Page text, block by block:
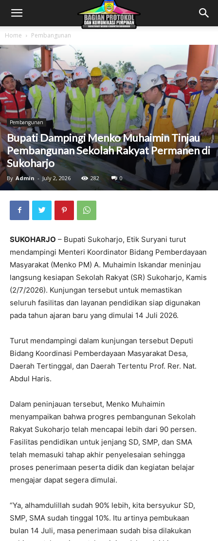
Home Pembangunan
Pembangunan
Bupati Dampingi Menko Muhaimin Tinjau
Pembangunan Sekolah Rakyat Permanen di
Sukoharjo
By Admin - July 2, 2026 282 0
SUKOHARJO – Bupati Sukoharjo, Etik Suryani turut
mendampingi Menteri Koordinator Bidang Pemberdayaan
Masyarakat (Menko PM) A. Muhaimin Iskandar meninjau
langsung kesiapan Sekolah Rakyat (SR) Sukoharjo, Kamis
(2/7/2026). Kunjungan tersebut untuk memastikan
seluruh fasilitas dan layanan pendidikan siap digunakan
pada tahun ajaran baru yang dimulai 14 Juli 2026.
Turut mendampingi dalam kunjungan tersebut Deputi
Bidang Koordinasi Pemberdayaan Masyarakat Desa,
Daerah Tertinggal, dan Daerah Tertentu Prof. Rer. Nat.
Abdul Haris.
Dalam peninjauan tersebut, Menko Muhaimin
menyampaikan bahwa progres pembangunan Sekolah
Rakyat Sukoharjo telah mencapai lebih dari 90 persen.
Fasilitas pendidikan untuk jenjang SD, SMP, dan SMA
telah memasuki tahap akhir penyelesaian sehingga
proses penerimaan peserta didik dan kegiatan belajar
mengajar dapat segera dimulai.
“Ya, alhamdulillah sudah 90% lebih, kita bersyukur SD,
SMP, SMA sudah tinggal 10%. Itu artinya pembukaan
bulan 14 Juli, masa penerimaan sudah bisa dilakukan